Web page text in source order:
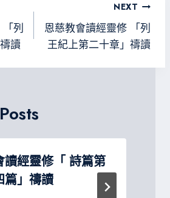
m e
列
讀
NEXT
恩慈教會讀經靈修 「列
王紀上第二十章」禱讀
讀經靈修「 詩篇第
篇」禱讀